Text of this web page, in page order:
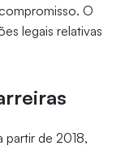
O
legais relativas
partir de 2018,